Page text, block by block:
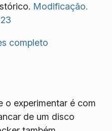
Modificação.
completo
o experimentar é com
de um disco